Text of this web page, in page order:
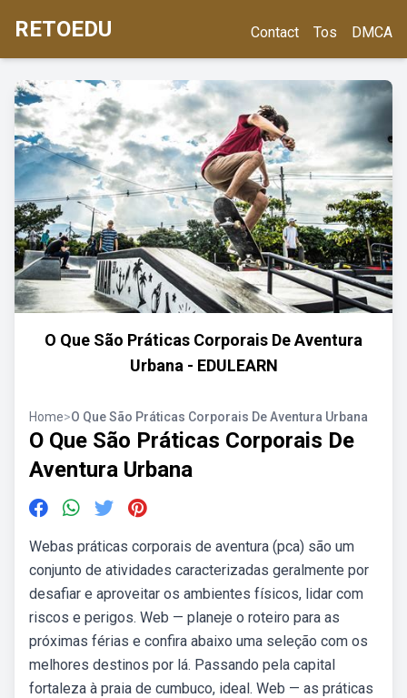
RETOEDU Contact Tos DMCA
O Que São Práticas Corporais De Aventura
Urbana - EDULEARN
Home>O Que São Práticas Corporais De Aventura Urbana
O Que São Práticas Corporais De
Aventura Urbana
Webas práticas corporais de aventura (pca) são um
conjunto de atividades caracterizadas geralmente por
desafiar e aproveitar os ambientes físicos, lidar com
riscos e perigos. Web — planeje o roteiro para as
próximas férias e confira abaixo uma seleção com os
melhores destinos por lá. Passando pela capital
fortaleza à praia de cumbuco, ideal. Web — as práticas